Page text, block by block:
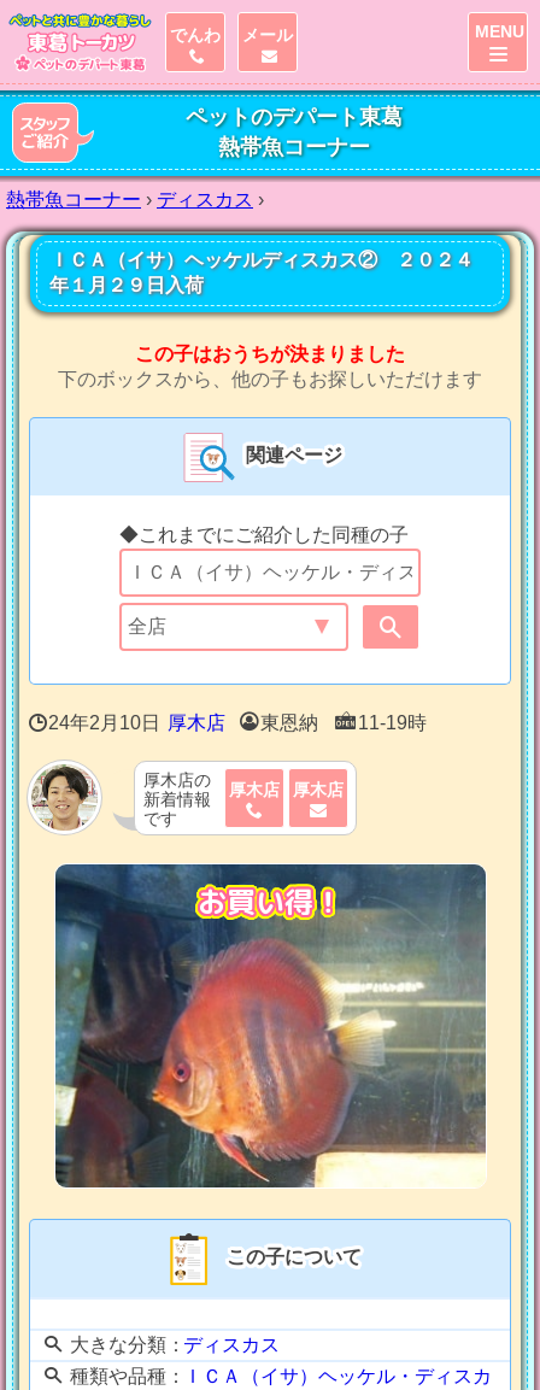
ペットのデパート東葛
熱帯魚コーナー
熱帯魚コーナー › ディスカス ›
ＩＣＡ（イサ）ヘッケルディスカス② ２０２４
年１月２９日入荷
この子はおうちが決まりました
下のボックスから、他の子もお探しいただけます
関連ページ
◆これまでにご紹介した同種の子
24年2月10日 厚木店 東恩納 11-19時
厚木店の
新着情報
です
厚木店 厚木店
お買い得！
この子について
大きな分類：ディスカス
種類や品種：
ＩＣＡ（イサ）ヘッケル・ディスカ
でんわ メール MENU